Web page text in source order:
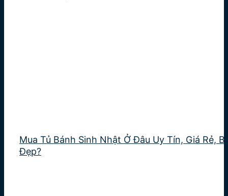
Mua Tủ Bánh Sinh Nhật Ở Đâu Uy Tín, Giá Rẻ,
Đẹp?